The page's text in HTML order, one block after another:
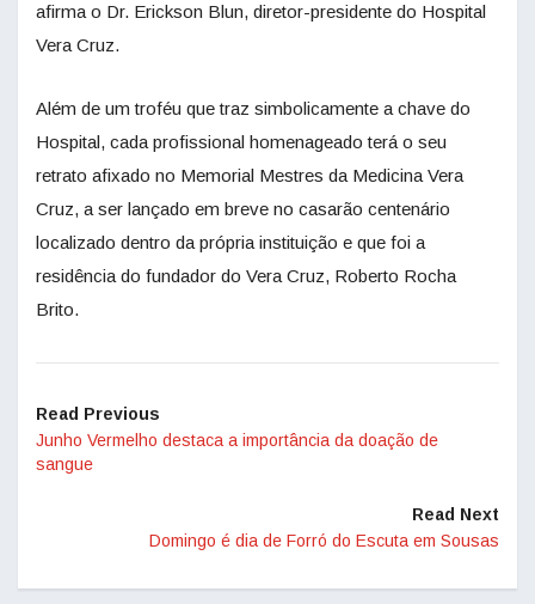
afirma o Dr. Erickson Blun, diretor-presidente do Hospital
Vera Cruz.
Além de um troféu que traz simbolicamente a chave do
Hospital, cada profissional homenageado terá o seu
retrato afixado no Memorial Mestres da Medicina Vera
Cruz, a ser lançado em breve no casarão centenário
localizado dentro da própria instituição e que foi a
residência do fundador do Vera Cruz, Roberto Rocha
Brito.
Read Previous
Junho Vermelho destaca a importância da doação de
sangue
Read Next
Domingo é dia de Forró do Escuta em Sousas